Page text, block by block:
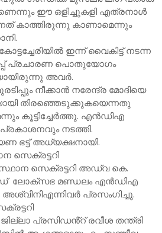
ഈ ഒളിച്ചുകളി എത്രനാൾ
കാത്തിരുന്നു കാണാമെന്നും
ഇന്ന് വൈകിട്ട് നടന്ന
പ്രചാരണ പൊതുയോഗം
അവർ.
നീക്കാൻ നരേന്ദ്ര മോദിയെ
തിരഞ്ഞെടുക്കുകയെന്നതു
കൂട്ടിച്ചേർത്തു. എൻഡിഎ
നടത്തി.
ഭട്ട് അധ്യക്ഷനായി.
സെക്രട്ടറി
സെക്രട്ടറി അഡ്വ കെ.
ലോക്സഭ മണ്ഡലം എൻഡിഎ
പ്രസംഗിച്ചു.
ജില്ലാ പ്രസിഡൻ്റ് രവീശ തന്ത്രി